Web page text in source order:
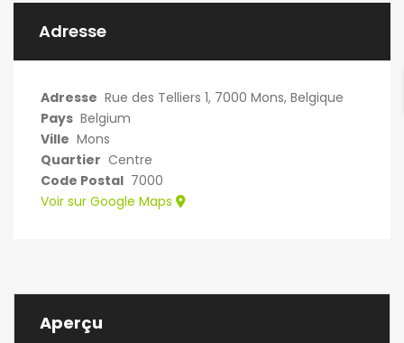
Adresse
Adresse Rue des Telliers 1, 7000 Mons, Belgique
Pays Belgium
Ville Mons
Quartier Centre
Code Postal 7000
Voir sur Google Maps
Aperçu